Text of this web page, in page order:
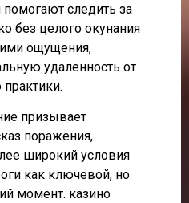
помогают следить за
без целого окунания
ощущения,
удаленность от
призывает
поражения,
широкий условия
как ключевой, но
момент. казино